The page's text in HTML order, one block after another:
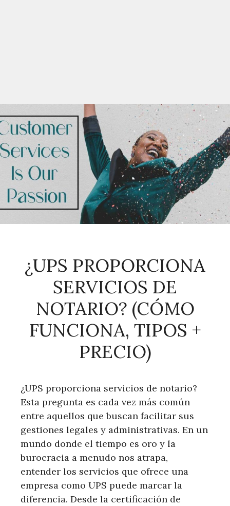
¿UPS PROPORCIONA
SERVICIOS DE
NOTARIO? (CÓMO
FUNCIONA, TIPOS +
PRECIO)
¿UPS proporciona servicios de notario?
Esta pregunta es cada vez más común
entre aquellos que buscan facilitar sus
gestiones legales y administrativas. En un
mundo donde el tiempo es oro y la
burocracia a menudo nos atrapa,
entender los servicios que ofrece una
empresa como UPS puede marcar la
diferencia. Desde la certificación de